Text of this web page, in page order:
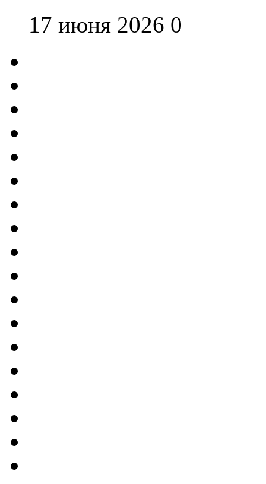
17 июня 2026 0